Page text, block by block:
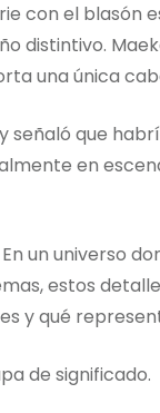
con el blasón
distintivo.
una única
señaló que
en
un universo
estos
y qué
de significado.